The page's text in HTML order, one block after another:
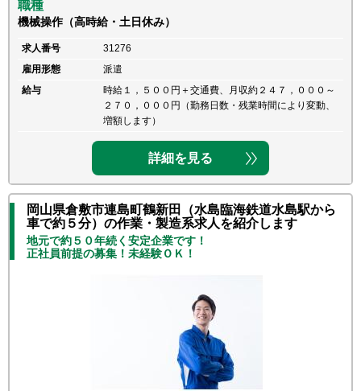
職種
機械操作（高時給・土日休み）
求人番号
31276
雇用形態
派遣
給与
時給１，５００円＋交通費、月収約２４７，０００～
２７０，０００円（勤務日数・残業時間により変動、
増額します）
詳細を見る
岡山県倉敷市連島町鶴新田（水島臨海鉄道水島駅から
車で約５分）の作業・製造系求人を紹介します
地元で約５０年続く安定企業です！
正社員前提の募集！未経験ＯＫ！